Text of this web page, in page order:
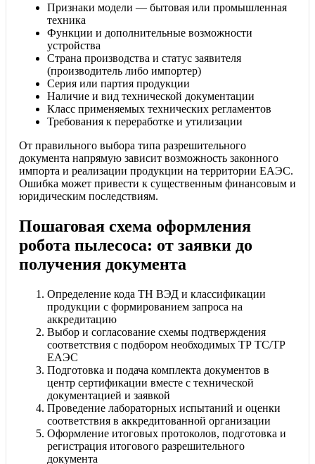
Признаки модели — бытовая или промышленная
техника
Функции и дополнительные возможности
устройства
Страна производства и статус заявителя
(производитель либо импортер)
Серия или партия продукции
Наличие и вид технической документации
Класс применяемых технических регламентов
Требования к переработке и утилизации
От правильного выбора типа разрешительного
документа напрямую зависит возможность законного
импорта и реализации продукции на территории ЕАЭС.
Ошибка может привести к существенным финансовым и
юридическим последствиям.
Пошаговая схема оформления
робота пылесоса: от заявки до
получения документа
Определение кода ТН ВЭД и классификации
продукции с формированием запроса на
аккредитацию
Выбор и согласование схемы подтверждения
соответствия с подбором необходимых ТР ТС/ТР
ЕАЭС
Подготовка и подача комплекта документов в
центр сертификации вместе с технической
документацией и заявкой
Проведение лабораторных испытаний и оценки
соответствия в аккредитованной организации
Оформление итоговых протоколов, подготовка и
регистрация итогового разрешительного
документа